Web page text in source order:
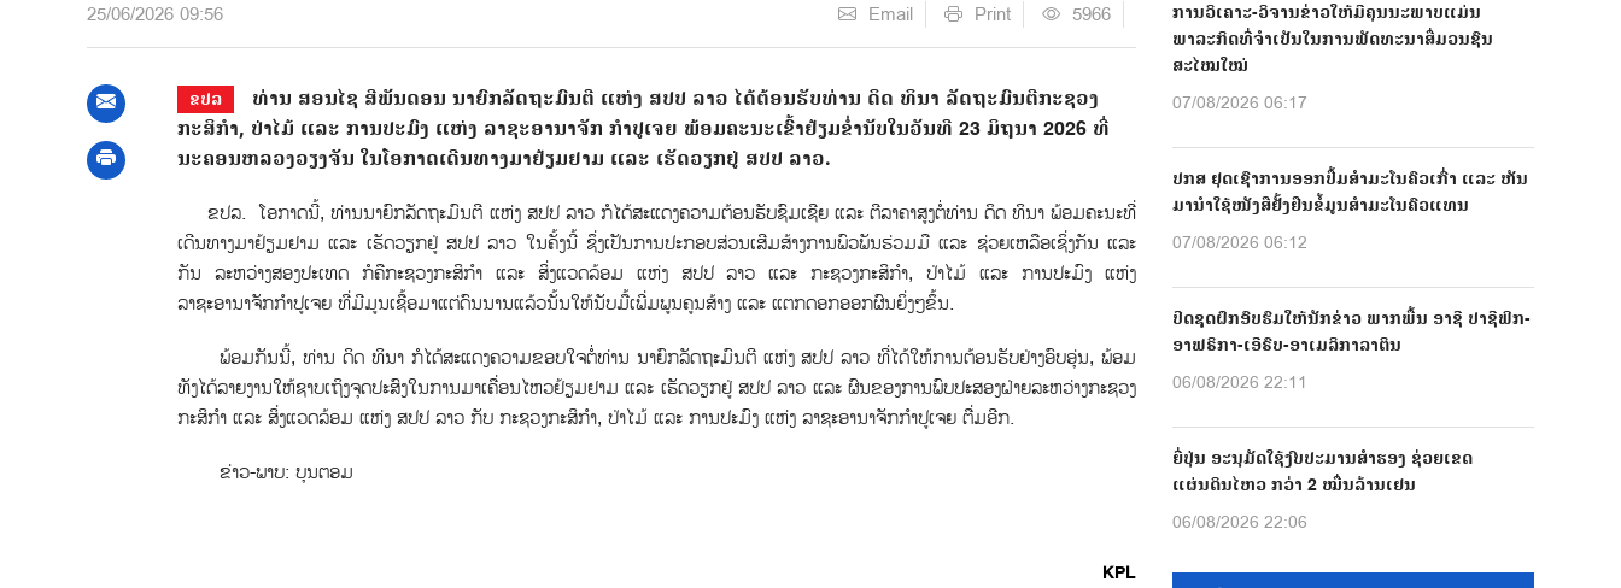
25/06/2026 09:56 Email Print 5966
ຂປລ
ທ່ານ ສອນໄຊ ສີພັນດອນ ນາຍົກລັດຖະມົນຕີ ແຫ່ງ ສປປ ລາວ ໄດ້ຕ້ອນຮັບທ່ານ ດິດ ທິນາ ລັດຖະມົນຕີກະຊວງ
ກະສິກຳ, ປ່າໄມ້ ແລະ ການປະມົງ ແຫ່ງ ລາຊະອານາຈັກ ກຳປູເຈຍ ພ້ອມຄະນະເຂົ້າຢ້ຽມຂ່ໍານັບໃນວັນທີ 23 ມິຖຸນາ 2026 ທີ່
ນະຄອນຫລວງວຽງຈັນ ໃນໂອກາດເດີນທາງມາຢ້ຽມຢາມ ແລະ ເຮັດວຽກຢູ່ ສປປ ລາວ.
ຂປລ. ໂອກາດນີ້, ທ່ານນາຍົກລັດຖະມົນຕີ ແຫ່ງ ສປປ ລາວ ກໍໄດ້ສະແດງຄວາມຕ້ອນຮັບຊົມເຊີຍ ແລະ ຕີລາຄາສູງຕໍ່ທ່ານ ດິດ ທິນາ ພ້ອມຄະນະທີ່
ເດີນທາງມາຢ້ຽມຢາມ ແລະ ເຮັດວຽກຢູ່ ສປປ ລາວ ໃນຄ້ັງນີ້ ຊ່ຶງເປັນການປະກອບສ່ວນເສີມສ້າງການພົວພັນຮ່ວມມື ແລະ ຊ່ວຍເຫລືອເຊິ່ງກັນ ແລະ
ກັນ ລະຫວ່າງສອງປະເທດ ກໍຄືກະຊວງກະສິກຳ ແລະ ສິ່ງແວດລ້ອມ ແຫ່ງ ສປປ ລາວ ແລະ ກະຊວງກະສິກຳ, ປ່າໄມ້ ແລະ ການປະມົງ ແຫ່ງ
ລາຊະອານາຈັກກຳປູເຈຍ ທີ່ມີມູນເຊື້ອມາແຕ່ດົນນານແລ້ວນັ້ນໃຫ້ນັບມ້ືເພີ່ມພູນຄູນສ້າງ ແລະ ແຕກດອກອອກຜົນຍິ່ງໆຂຶ້ນ.
ພ້ອມກັນນີ້, ທ່ານ ດິດ ທິນາ ກໍໄດ້ສະແດງຄວາມຂອບໃຈຕ່ໍທ່ານ ນາຍົກລັດຖະມົນຕີ ແຫ່ງ ສປປ ລາວ ທີ່ໄດ້ໃຫ້ການຕ້ອນຮັບຢ່າງອົບອຸ່ນ, ພ້ອມ
ທັງໄດ້ລາຍງານໃຫ້ຊາບເຖິງຈຸດປະສົງໃນການມາເຄື່ອນໄຫວຢ້ຽມຢາມ ແລະ ເຮັດວຽກຢູ່ ສປປ ລາວ ແລະ ຜົນຂອງການພົບປະສອງຝ່າຍລະຫວ່າງກະຊວງ
ກະສິກຳ ແລະ ສ່ິງແວດລ້ອມ ແຫ່ງ ສປປ ລາວ ກັບ ກະຊວງກະສິກຳ, ປ່າໄມ້ ແລະ ການປະມົງ ແຫ່ງ ລາຊະອານາຈັກກຳປູເຈຍ ຕື່ມອີກ.
ຂ່າວ-ພາບ: ບຸນຕອມ
KPL
ການວິເຄາະ-ວິຈານຂ່າວໃຫ້ມີຄຸນນະພາບແມ່ນ
ພາລະກິດທີ່ຈຳເປັນໃນການພັດທະນາສື່ມວນຊົນ
ສະໄໝໃໝ່
07/08/2026 06:17
ປກສ ຢຸດເຊົາການອອກປື້ມສຳມະໂນຄົວເກົ່າ ແລະ ຫັນ
ມານຳໃຊ້ໜັງສືຢັ້ງຢືນຂໍ້ມູນສຳມະໂນຄົວແທນ
07/08/2026 06:12
ປີດຊຸດຝຶກອົບຮົມໃຫ້ນັກຂ່າວ ພາກພື້ນ ອາຊີ ປາຊີຟິກ-
ອາຟຣິກາ-ເອີຣົບ-ອາເມລິກາລາຕິນ
06/08/2026 22:11
ຍີ່ປຸ່ນ ອະນຸມັດໃຊ້ງົບປະມານສຳຮອງ ຊ່ວຍເຂດ
ແຜ່ນດິນໄຫວ ກວ່າ 2 ໝື່ນລ້ານເຢນ
06/08/2026 22:06